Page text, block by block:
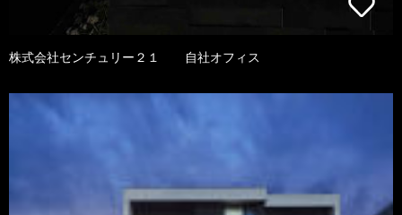
株式会社センチュリー２１ 自社オフィス